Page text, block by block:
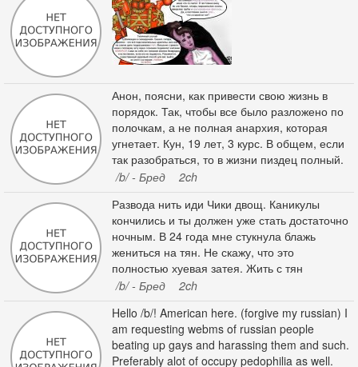
Анон, поясни, как привести свою жизнь в
порядок. Так, чтобы все было разложено по
полочкам, а не полная анархия, которая
угнетает. Кун, 19 лет, 3 курс. В общем, если
так разобраться, то в жизни пиздец полный.
Даже я бы сказал выживание. Вот, вроде бы,
есть две руки, две ноги, хуевенькое, но
здоровье. Но. Учусь в вузе, которые не
доставляет, но все равно хочу уже
закончить, ибо три курса и все заебало.
Денег нет. Вроде бы, работаю над
небольшим проектом, но прибыли он не
приносит, да и принесет её дай
/b/ - Бред
2ch
Развода нить иди Чики двощ. Каникулы
кончились и ты должен уже стать достаточно
ночным. В 24 года мне стукнула блажь
жениться на тян. Не скажу, что это
полностью хуевая затея. Жить с тян
довольно весело и вкусно. Но как и любые
вкусности это все приедается. И вот тут я
понял, насколько я зафейлил. Прошло джва
года, чувства угасли, тян начала наглеть, а я
стал смотреть на других. По моему опыту
могу сказать, что измена для отношений как
/b/ - Бред
2ch
Hello /b/! American here. (forgive my russian) I
am requesting webms of russian people
beating up gays and harassing them and such.
Preferably alot of occupy pedophilia as well.